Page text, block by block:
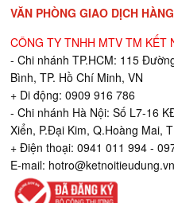
VĂN PHÒNG GIAO DỊCH
CÔNG TY TNHH MTV TM KẾT
- Chi nhánh TP.HCM: 115
Bình, TP. Hồ Chí Minh, VN
+ Di động: 0909 916 786
- Chi nhánh Hà Nội: Số L7-16
Xiển, P.Đại Kim, Q.Hoàng Mai,
+ Điện thoại: 0941 011 994 -
E-mail: hotro@ketnoitieudung.vn